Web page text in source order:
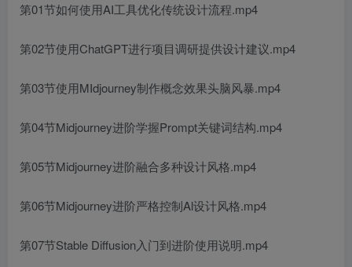
第01节如何使用AI工具优化传统设计流程.mp4
第02节使用ChatGPT进行项目调研提供设计建议.mp4
第03节使用MIdjourney制作概念效果头脑风暴.mp4
第04节Midjourney进阶学握Prompt关键词结构.mp4
第05节Midjourney进阶融合多种设计风格.mp4
第06节Midjourney进阶严格控制Al设计风格.mp4
第07节Stable Diffusion入门到进阶使用说明.mp4